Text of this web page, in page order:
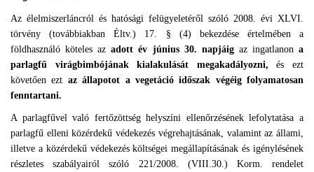
Az élelmiszerláncról és hatósági felügyeletéről szóló 2008. évi XLVI.
törvény (továbbiakban Éltv.) 17. § (4) bekezdése értelmében a
földhasználó köteles azadott év június 30. napjáig az ingatlanona
parlagfű virágbimbójának kialakulását megakadályozni,és ezt
követően ezt az állapotot a vegetáció időszak végéig folyamatosan
fenntartani.
A parlagfűvel való fertőzöttség helyszíni ellenőrzésének lefolytatása a
parlagfű elleni közérdekű védekezés végrehajtásának, valamint az állami,
illetve a közérdekű védekezés költségei megállapításának és igénylésének
részletes szabályairól szóló 221/2008. (VIII.30.) Korm. rendelet